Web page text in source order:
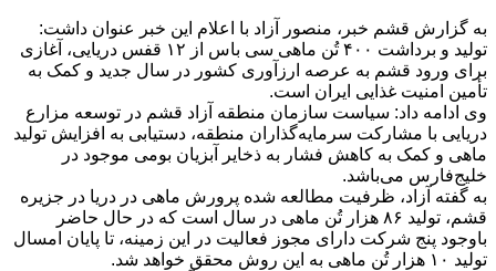
به گزارش قشم خبر، منصور آزاد با اعلام این خبر عنوان داشت:
تولید و برداشت ۴۰۰ تُن ماهی سی باس از ۱۲ قفس دریایی، آغازی
برای ورود قشم به عرصه ارزآوری کشور در سال جدید و کمک به
تأمین امنیت غذایی ایران است.
وی ادامه داد: سیاست سازمان منطقه آزاد قشم در توسعه مزارع
دریایی با مشارکت سرمایه‌گذاران منطقه، دستیابی به افزایش تولید
ماهی و کمک به کاهش فشار به ذخایر آبزیان بومی موجود در
خلیج‌فارس می‌باشد.
به گفته آزاد، ظرفیت مطالعه شده پرورش ماهی در دریا در جزیره
قشم، تولید ۸۶ هزار تُن ماهی در سال است که در حال حاضر
باوجود پنج شرکت دارای مجوز فعالیت در این زمینه، تا پایان امسال
تولید ۱۰ هزار تُن ماهی به این روش محقق خواهد شد.